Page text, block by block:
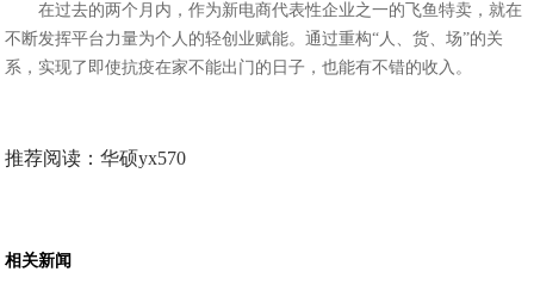
在过去的两个月内，作为新电商代表性企业之一的飞鱼特卖，就在
不断发挥平台力量为个人的轻创业赋能。通过重构“人、货、场”的关
系，实现了即使抗疫在家不能出门的日子，也能有不错的收入。
推荐阅读：华硕yx570
相关新闻